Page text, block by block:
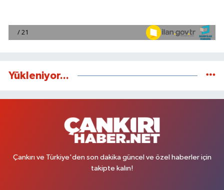
Yükleniyor...
Çankırı ve Türkiye'den son dakika güncel ve özel haberler için
takipte kalın!